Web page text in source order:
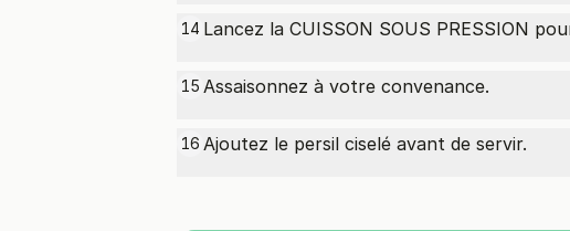
14 Lancez la CUISSON SOUS PRESSION
15 Assaisonnez à votre convenance.
16 Ajoutez le persil ciselé avant de servir.